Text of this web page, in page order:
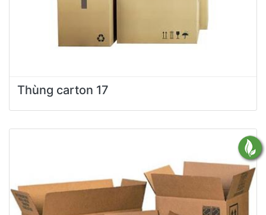
Thùng carton 17